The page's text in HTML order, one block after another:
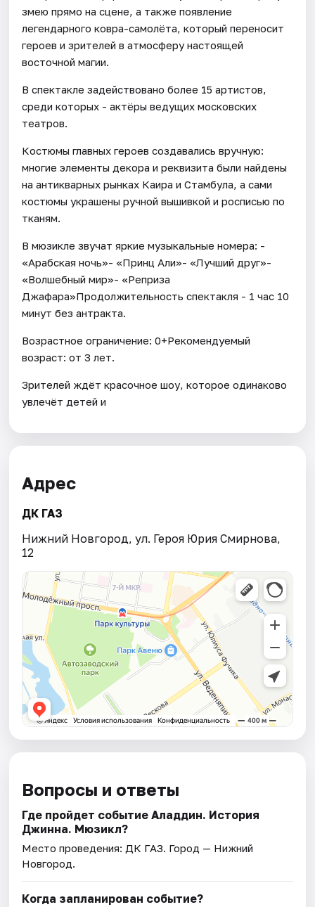
змею прямо на сцене, а также появление
легендарного ковра-самолёта, который переносит
героев и зрителей в атмосферу настоящей
восточной магии.
В спектакле задействовано более 15 артистов,
среди которых - актёры ведущих московских
театров.
Костюмы главных героев создавались вручную:
многие элементы декора и реквизита были найдены
на антикварных рынках Каира и Стамбула, а сами
костюмы украшены ручной вышивкой и росписью по
тканям.
В мюзикле звучат яркие музыкальные номера: -
«Арабская ночь»- «Принц Али»- «Лучший друг»-
«Волшебный мир»- «Реприза
Джафара»Продолжительность спектакля - 1 час 10
минут без антракта.
Возрастное ограничение: 0+Рекомендуемый
возраст: от 3 лет.
Зрителей ждёт красочное шоу, которое одинаково
увлечёт детей и
Адрес
ДК ГАЗ
Нижний Новгород, ул. Героя Юрия Смирнова,
12
Вопросы и ответы
Где пройдет событие Аладдин. История
Джинна. Мюзикл?
Место проведения: ДК ГАЗ. Город — Нижний
Новгород.
Когда запланирован событие?